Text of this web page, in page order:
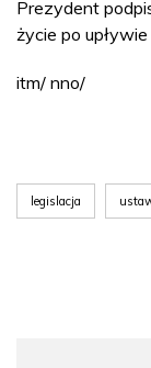
Prezydent
życie po
itm/ nno/
legislacja